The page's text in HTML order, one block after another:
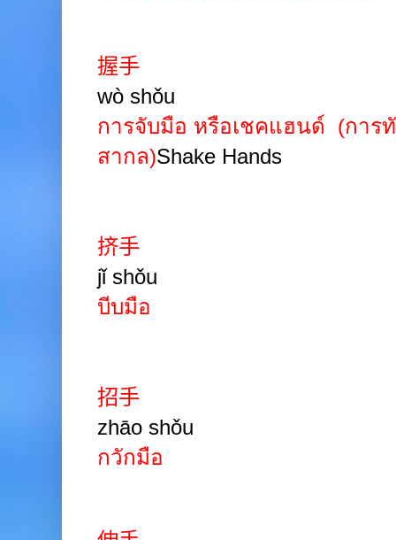
握手
wò shǒu
การจับมือ หรือเชคแฮนด์
(การ
สากล)Shake Hands
挤手
jǐ shǒu
บีบมือ
招手
zhāo shǒu
กวักมือ